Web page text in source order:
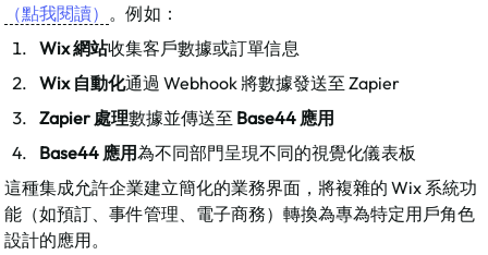
（點我閱讀） 。例如：​
Wix 網站收集客戶數據或訂單信息
Wix 自動化通過 Webhook 將數據發送至 Zapier
Zapier 處理數據並傳送至 Base44 應用
Base44 應用為不同部門呈現不同的視覺化儀表板
這種集成允許企業建立簡化的業務界面，將複雜的 Wix 系統功
能（如預訂、事件管理、電子商務）轉換為專為特定用戶角色
設計的應用。​